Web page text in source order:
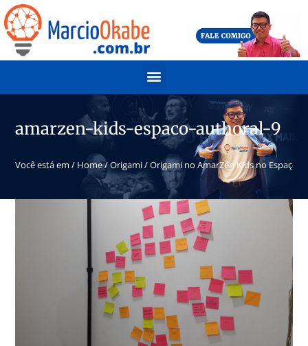
amarzen-kids-espaco-authoral-9
Você está em / Home/Origami/Origami no AmarZen Kids no Espaço